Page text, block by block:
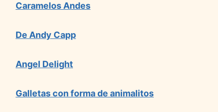
Caramelos Andes
De Andy Capp
Angel Delight
Galletas con forma de animalitos